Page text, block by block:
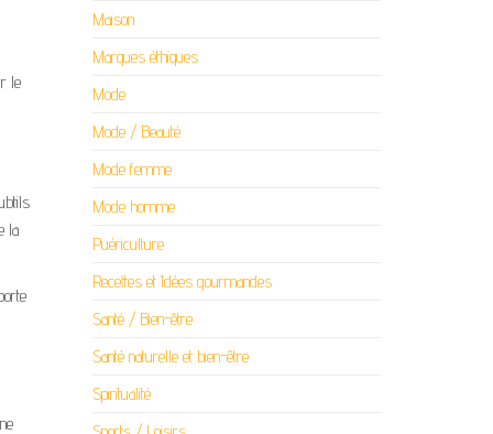
le
la
Maison
Marques éthiques
Mode
Mode / Beauté
Mode femme
Mode homme
Puériculture
Recettes et Idées gourmandes
Santé / Bien-être
Santé naturelle et bien-être
Spiritualité